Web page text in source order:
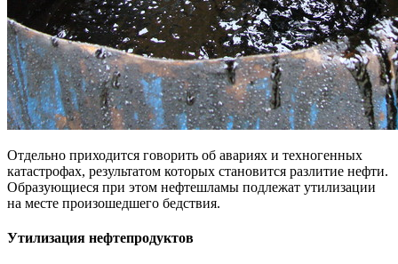
Отдельно приходится говорить об авариях и техногенных
катастрофах, результатом которых становится разлитие нефти.
Образующиеся при этом нефтешламы подлежат утилизации
на месте произошедшего бедствия.
Утилизация нефтепродуктов